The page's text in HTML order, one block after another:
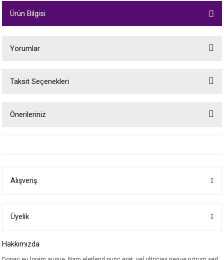
Ürün Bilgisi
Yorumlar
Taksit Seçenekleri
Önerileriniz
Ürün bilgilerinde hatalar bulunuyor.
Bu ürüne benzer farklı alternatifler olmalı.
Alışveriş
Üyelik
Hakkımızda